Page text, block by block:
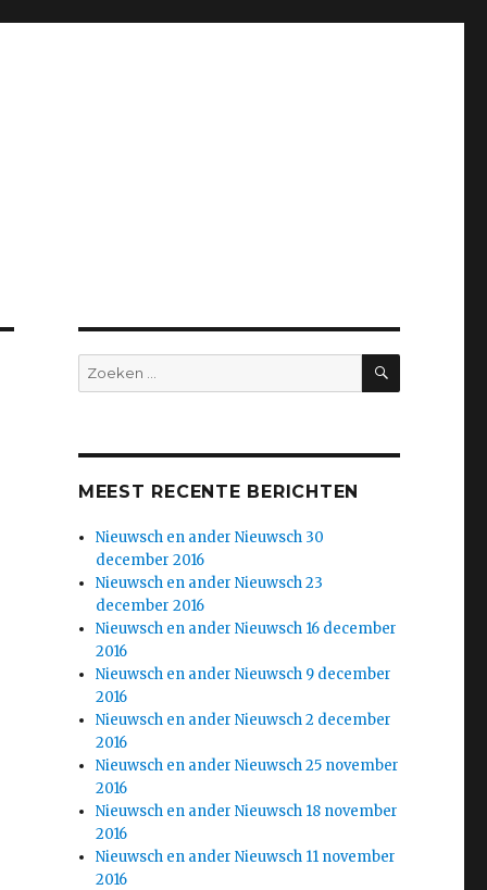
Zoeken
naar:
ZOEKEN
MEEST RECENTE BERICHTEN
Nieuwsch en ander Nieuwsch 30
december 2016
Nieuwsch en ander Nieuwsch 23
december 2016
Nieuwsch en ander Nieuwsch 16 december
2016
Nieuwsch en ander Nieuwsch 9 december
2016
Nieuwsch en ander Nieuwsch 2 december
2016
Nieuwsch en ander Nieuwsch 25 november
2016
Nieuwsch en ander Nieuwsch 18 november
2016
Nieuwsch en ander Nieuwsch 11 november
2016